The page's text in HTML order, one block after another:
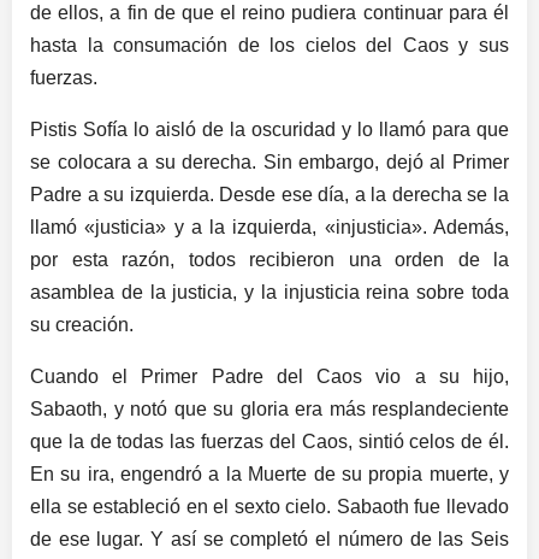
de ellos, a fin de que el reino pudiera continuar para él
hasta la consumación de los cielos del Caos y sus
fuerzas.
Pistis Sofía lo aisló de la oscuridad y lo llamó para que
se colocara a su derecha. Sin embargo, dejó al Primer
Padre a su izquierda. Desde ese día, a la derecha se la
llamó «justicia» y a la izquierda, «injusticia». Además,
por esta razón, todos recibieron una orden de la
asamblea de la justicia, y la injusticia reina sobre toda
su creación.
Cuando el Primer Padre del Caos vio a su hijo,
Sabaoth, y notó que su gloria era más resplandeciente
que la de todas las fuerzas del Caos, sintió celos de él.
En su ira, engendró a la Muerte de su propia muerte, y
ella se estableció en el sexto cielo. Sabaoth fue llevado
de ese lugar. Y así se completó el número de las Seis